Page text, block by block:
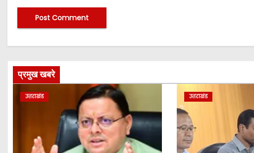
प्रमुख खबरे
उत्तराखंड उत्तराखंड